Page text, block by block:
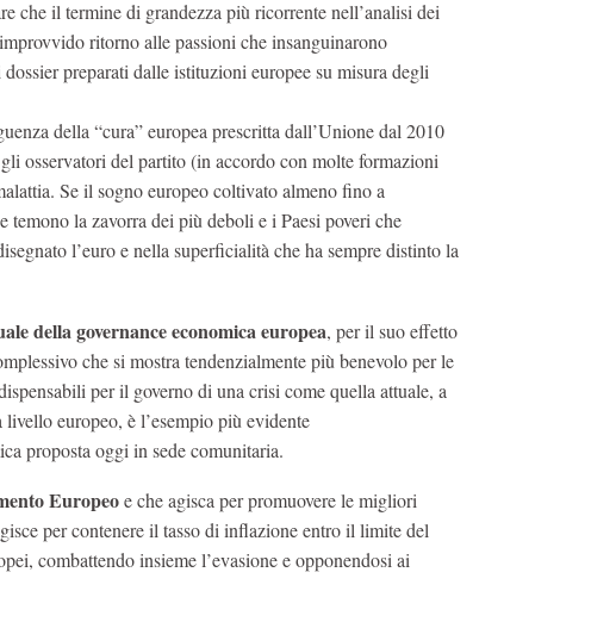
che il termine di grandezza più ricorrente nell’analisi dei
ritorno alle passioni che insanguinarono
preparati dalle istituzioni europee su misura degli
della “cura” europea prescritta dall’Unione dal 2010
osservatori del partito (in accordo con molte formazioni
Se il sogno europeo coltivato almeno fino a
la zavorra dei più deboli e i Paesi poveri che
l’euro e nella superficialità che ha sempre distinto la
della governance economica europea, per il suo effetto
che si mostra tendenzialmente più benevolo per le
per il governo di una crisi come quella attuale, a
europeo, è l’esempio più evidente
proposta oggi in sede comunitaria.
Europeoe che agisca per promuovere le migliori
per contenere il tasso di inflazione entro il limite del
combattendo insieme l’evasione e opponendosi ai